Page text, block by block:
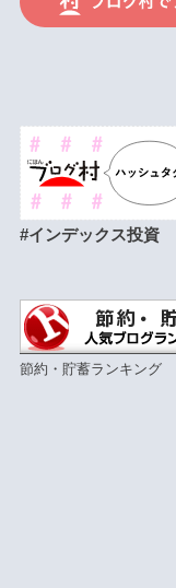
#インデックス投資
節約・貯蓄ランキング